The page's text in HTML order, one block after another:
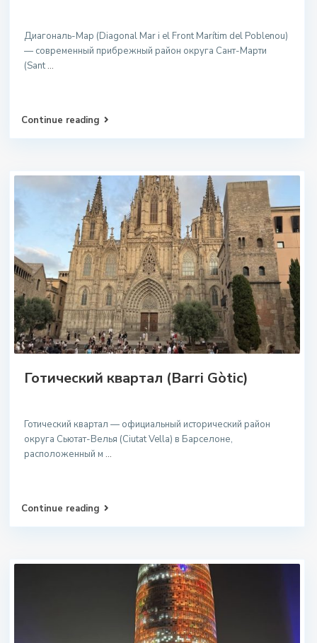
Диагональ-Мар (Diagonal Mar i el Front Marítim del Poblenou)
— современный прибрежный район округа Сант-Марти
(Sant ...
Continue reading
Готический квартал (Barri Gòtic)
Готический квартал — официальный исторический район
округа Сьютат-Велья (Ciutat Vella) в Барселоне,
расположенный м ...
Continue reading